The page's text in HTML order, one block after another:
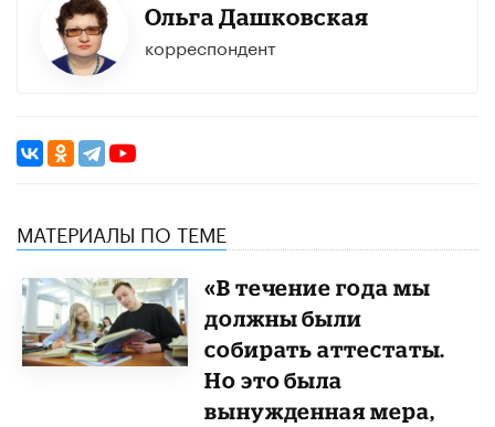
Ольга Дашковская
корреспондент
МАТЕРИАЛЫ ПО ТЕМЕ
«В течение года мы
должны были
собирать аттестаты.
Но это была
вынужденная мера,